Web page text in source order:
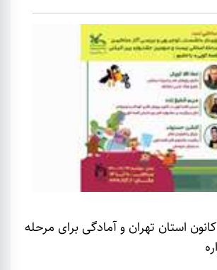
استان تهران و آمادگی برای مرحله